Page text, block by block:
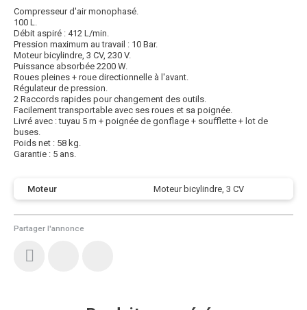
Moteur Moteur bicylindre, 3 CV
Partager l'annonce
Compresseur d'air monophasé.
100 L.
Débit aspiré : 412 L/min.
Pression maximum au travail : 10 Bar.
Moteur bicylindre, 3 CV, 230 V.
Puissance absorbée 2200 W.
Roues pleines + roue directionnelle à l'avant.
Régulateur de pression.
2 Raccords rapides pour changement des outils.
Facilement transportable avec ses roues et sa poignée.
Livré avec : tuyau 5 m + poignée de gonflage + soufflette + lot de
buses.
Poids net : 58 kg.
Garantie : 5 ans.